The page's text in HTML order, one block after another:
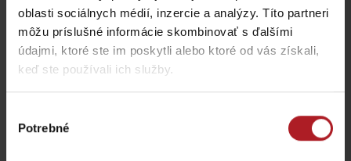
oblasti sociálnych médií, inzercie a analýzy. Títo partneri
môžu príslušné informácie skombinovať s ďalšími
údajmi, ktoré ste im poskytli alebo ktoré od vás získali,
keď ste používali ich služby.
súhlasu
Potrebné
Nová výstava Sanctus
Nicolaus 1286 v
Liptovskom Mikuláši vás
prenesie do stredoveku
Najkrajšie rodinné